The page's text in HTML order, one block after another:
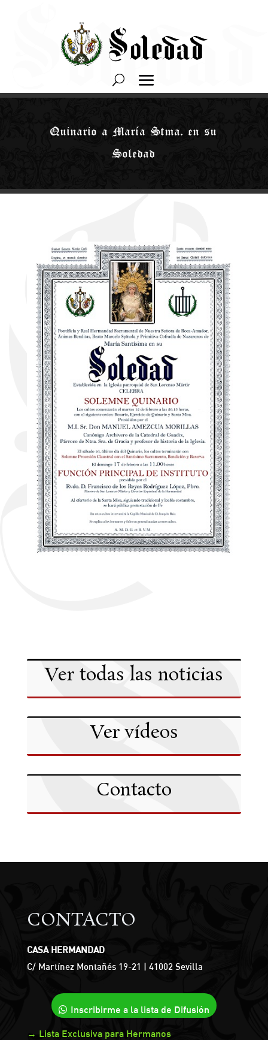
Quinario a María Stma. en su
Soledad
Ver todas las noticias
Ver vídeos
Contacto
CONTACTO
CASA HERMANDAD
C/ Martínez Montañés 19-21 | 41002 Sevilla
Inscribirme a la lista de Difusión
→ Lista Exclusiva para Hermanos